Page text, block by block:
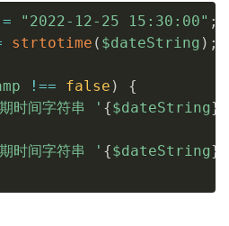
= "2022-12-25 15:30:00" ;
strtotime ( $dateString ) ;
!== false )
{
时间字符串 ' {$dateString}
时间字符串 ' {$dateString}